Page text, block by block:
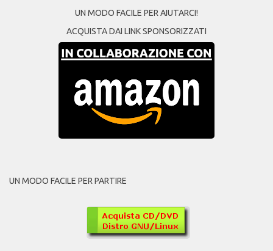
UN MODO FACILE PER AIUTARCI!
ACQUISTA DAI LINK SPONSORIZZATI
UN MODO FACILE PER PARTIRE